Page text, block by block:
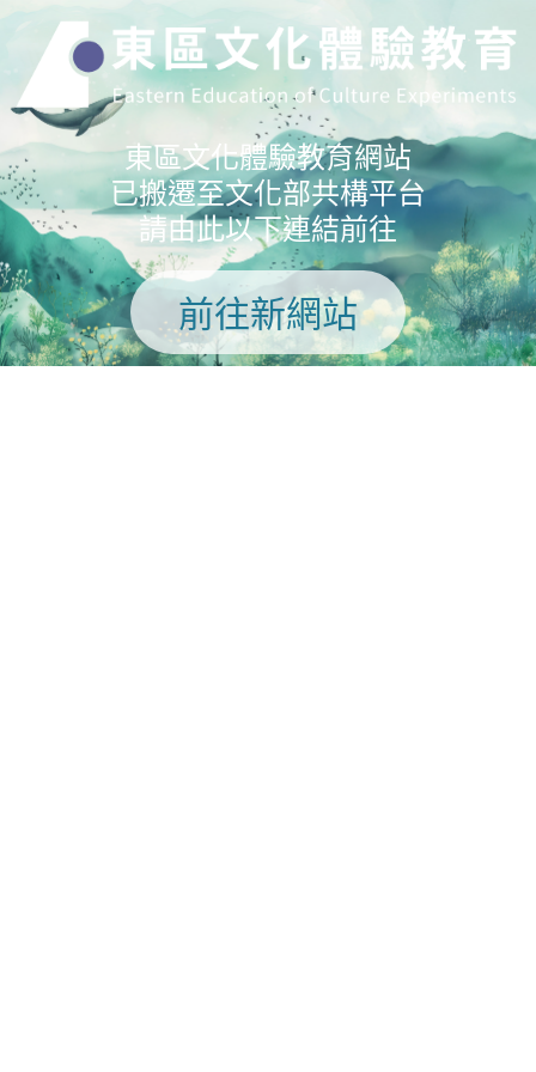
東區文化體驗教育網站
已搬遷至文化部共構平台
請由此以下連結前往
前往新網站